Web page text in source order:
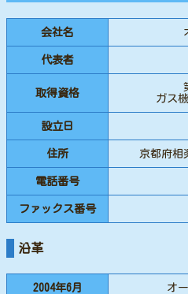
会社名
代表者
取得資格
ガス
設立日
住所 京都府相
電話番号
ファックス番号
沿革
2004年6月 オ